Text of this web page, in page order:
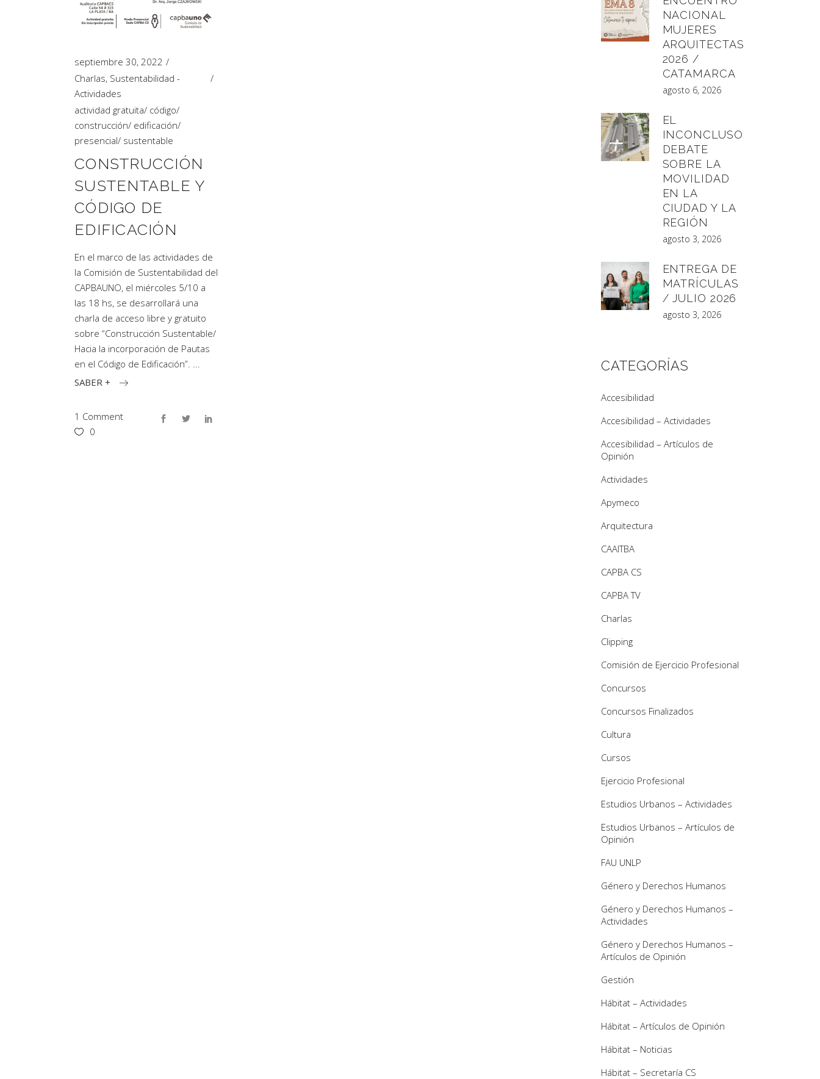
Artículos de Opinión
Actividades
septiembre 30, 2022
Charlas, Sustentabilidad -
Actividades
actividad gratuita/ código/
construcción/ edificación/
presencial/ sustentable
CONSTRUCCIÓN
SUSTENTABLE Y
CÓDIGO DE
EDIFICACIÓN
En el marco de las actividades de
la Comisión de Sustentabilidad del
CAPBAUNO, el miércoles 5/10 a
las 18 hs, se desarrollará una
charla de acceso libre y gratuito
sobre “Construcción Sustentable/
Hacia la incorporación de Pautas
en el Código de Edificación”.
SABER +
1 Comment
0
NACIONAL
MUJERES
ARQUITECTAS
2026 /
CATAMARCA
agosto 6, 2026
EL
INCONCLUSO
DEBATE
SOBRE LA
MOVILIDAD
EN LA
CIUDAD Y LA
REGIÓN
agosto 3, 2026
ENTREGA DE
MATRÍCULAS
/ JULIO 2026
agosto 3, 2026
CATEGORÍAS
Accesibilidad
Accesibilidad – Actividades
Accesibilidad – Artículos de
Opinión
Actividades
Apymeco
Arquitectura
CAAITBA
CAPBA CS
CAPBA TV
Charlas
Clipping
Comisión de Ejercicio Profesional
Concursos
Concursos Finalizados
Cultura
Cursos
Ejercicio Profesional
Estudios Urbanos – Actividades
Estudios Urbanos – Artículos de
Opinión
FAU UNLP
Género y Derechos Humanos
Género y Derechos Humanos –
Actividades
Género y Derechos Humanos –
Artículos de Opinión
Gestión
Hábitat – Actividades
Hábitat – Artículos de Opinión
Hábitat – Noticias
Hábitat – Secretaría CS